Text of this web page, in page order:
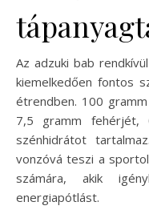
Az adzuki bab
kiemelkedően fontos
étrendben. 100
7,5 gramm
szénhidrátot
vonzóvá teszi a
számára, akik
energiapótlást.